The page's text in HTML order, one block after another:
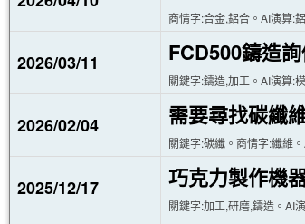
商情字:合金,鋁合。AI演算:
2026/03/11 FCD500鑄造
關鍵字:鑄造,加工。AI演算:
2026/02/04 需要尋找碳纖
關鍵字:碳纖。商情字:纖維
2025/12/17 巧克力製作機
關鍵字:加工,研磨,鑄造。AI